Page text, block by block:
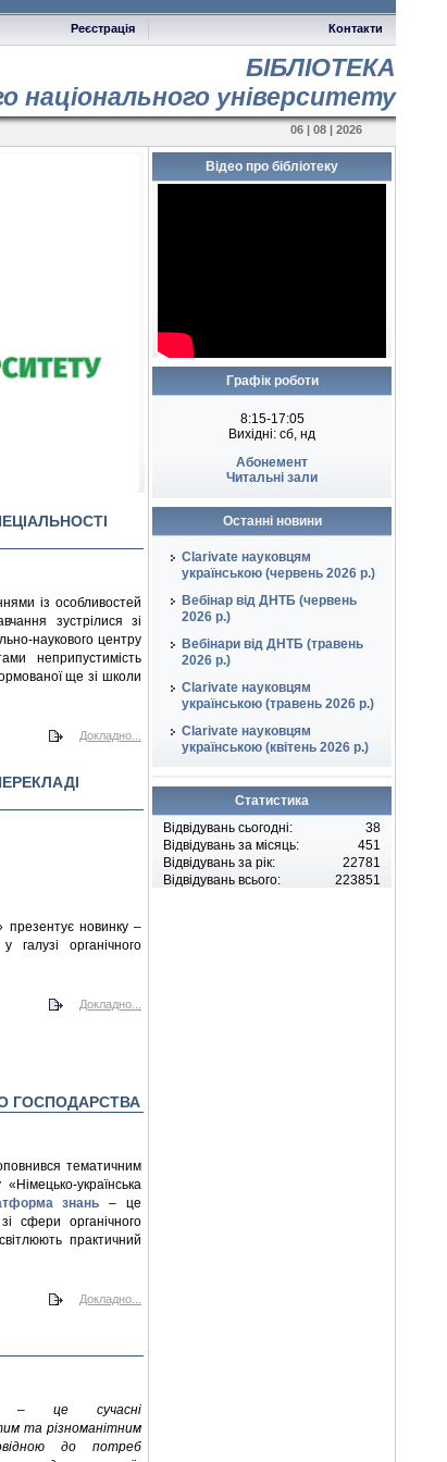
Контакти
Реєстрація
БІБЛІОТЕКА
національного університету
06 | 08 | 2026
із особливостей
зустрілися зі
наукового центру
неприпустимість
ще зі школи
Докладно...
презентує новинку –
галузі органічного
Докладно...
ГОСПОДАРСТВА
тематичним
українська
знань – це
сфери органічного
практичний
Докладно...
– це сучасні
та різноманітним
до потреб
Відео про бібліотеку
Графік роботи
8:15-17:05
Вихідні: сб, нд
Абонемент
Читальні зали
Останні новини
Clarivate науковцям
українською (червень 2026 р.)
Вебінар від ДНТБ (червень
2026 р.)
Вебінари від ДНТБ (травень
2026 р.)
Clarivate науковцям
українською (травень 2026 р.)
Clarivate науковцям
українською (квітень 2026 р.)
Статистика
Відвідувань сьогодні:
38
Відвідувань за місяць:
451
Відвідувань за рік:
22781
Відвідувань всього:
223851